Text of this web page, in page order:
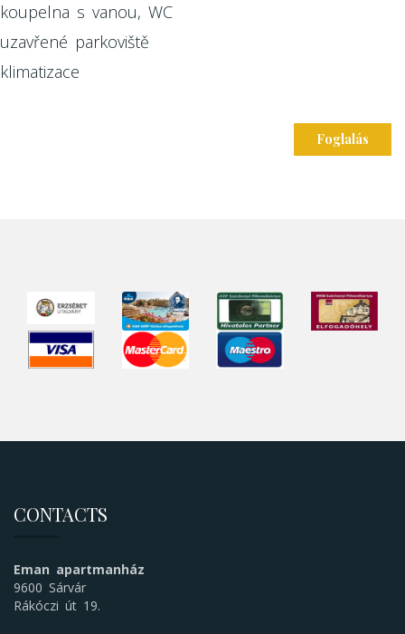
koupelna s vanou, WC
uzavřené parkoviště
klimatizace
Foglalás
CONTACTS
Eman apartmanház
9600 Sárvár
Rákóczi út 19.